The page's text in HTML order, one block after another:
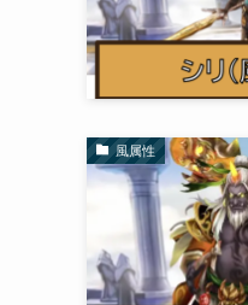
風属性